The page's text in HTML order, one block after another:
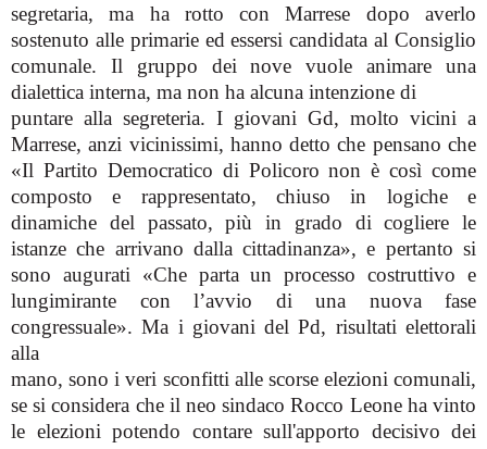
segretaria, ma ha rotto con Marrese dopo averlo
sostenuto alle primarie ed essersi candidata al Consiglio
comunale. Il gruppo dei nove vuole animare una
dialettica interna, ma non ha alcuna intenzione di
puntare alla segreteria. I giovani Gd, molto vicini a
Marrese, anzi vicinissimi, hanno detto che pensano che
«Il Partito Democratico di Policoro non è così come
composto e rappresentato, chiuso in logiche e
dinamiche del passato, più in grado di cogliere le
istanze che arrivano dalla cittadinanza», e pertanto si
sono augurati «Che parta un processo costruttivo e
lungimirante con l’avvio di una nuova fase
congressuale». Ma i giovani del Pd, risultati elettorali
alla
mano, sono i veri sconfitti alle scorse elezioni comunali,
se si considera che il neo sindaco Rocco Leone ha vinto
le elezioni potendo contare sull'apporto decisivo dei